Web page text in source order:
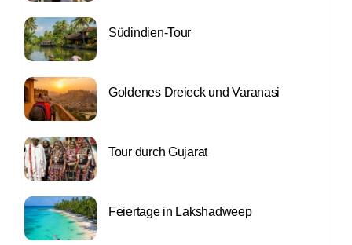
Südindien-Tour
Goldenes Dreieck und Varanasi
Tour durch Gujarat
Feiertage in Lakshadweep